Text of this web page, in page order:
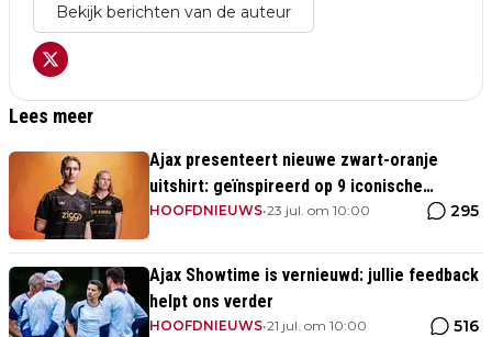
Bekijk berichten van de auteur
Lees meer
Ajax presenteert nieuwe zwart-oranje
uitshirt: geïnspireerd op 9 iconische
momenten uit clubhistorie
HOOFDNIEUWS•23 jul. om 10:00 295
Ajax Showtime is vernieuwd: jullie feedback
helpt ons verder
HOOFDNIEUWS•21 jul. om 10:00 516